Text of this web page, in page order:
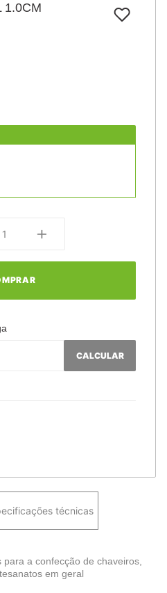
1.0CM
CALCULAR
técnicas
a confecção de chaveiros,
em geral